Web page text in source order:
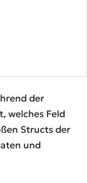
der
welches Feld
Structs der
und